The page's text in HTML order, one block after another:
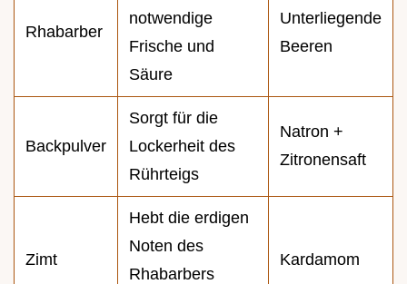
Rhabarber
notwendige
Frische und
Säure
Unterliegende
Beeren
Backpulver
Sorgt für die
Lockerheit des
Rührteigs
Natron +
Zitronensaft
Zimt
Hebt die erdigen
Noten des
Rhabarbers
Kardamom